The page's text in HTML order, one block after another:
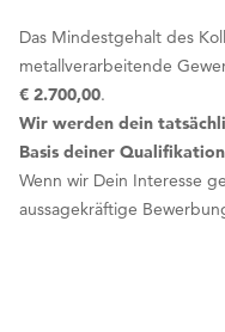
Das Mindestgehalt des
metallverarbeitende
€ 2.700,00.
Wir werden dein
Basis deiner
Wenn wir Dein Interesse
aussagekräftige